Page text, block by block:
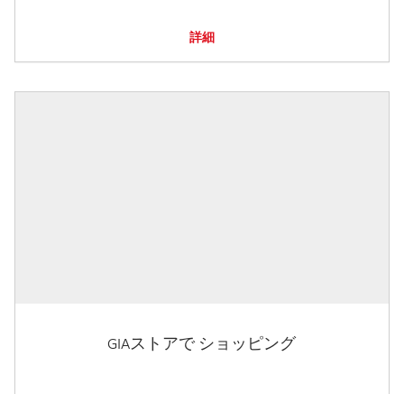
詳細
GIAストアで ショッピング